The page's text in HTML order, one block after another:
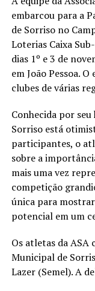
embarcou para a
de Sorriso no
Loterias Caixa
dias 1º e 3 de
em João Pessoa.
clubes de várias
Conhecida por
Sorriso está
participantes, o
sobre a
mais uma vez
competição
única para
potencial em um
Os atletas da
Municipal de
Lazer (Semel). A